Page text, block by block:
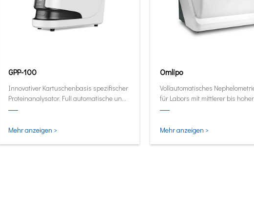
GPP-100
Innovativer Kartuschenbasis spezifischer
Proteinanalysator. Full automatische und
quantitative Analysator in seiner kleinsten
Mehr anzeigen >
Omlipo
Vollautomatisches
für Labors mit mittlerer bis hoher
Volumendurchsatz.
Mehr anzeigen >